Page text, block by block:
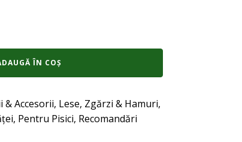
ÎN COȘ
& Accesorii, Lese, Zgărzi & Hamuri,
, Pentru Pisici, Recomandări